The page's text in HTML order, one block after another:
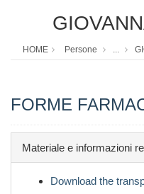
HOME Persone ...
FORME
Materiale e informazioni
Download the